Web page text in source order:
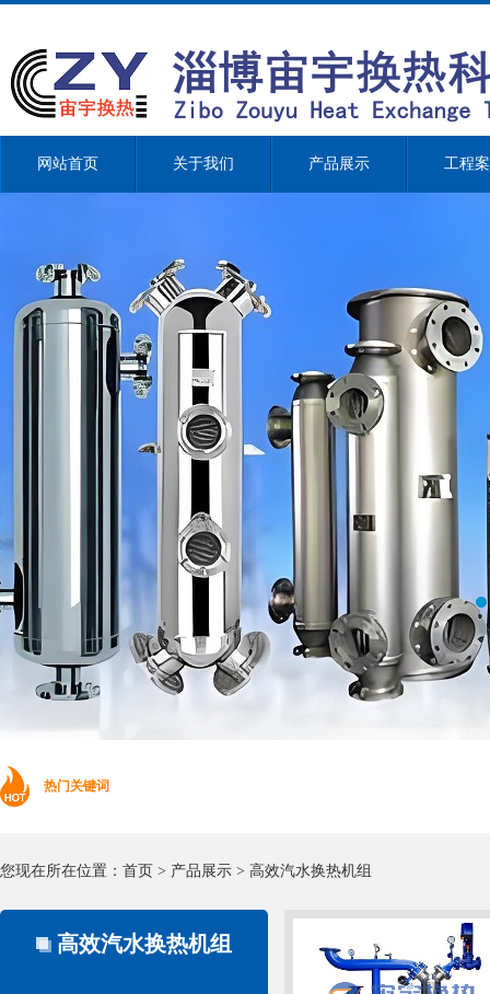
网站首页 关于我们 产品展示 工程
热门关键词
您现在所在位置： 首页 > 产品展示 > 高效汽水换热机组
高效汽水换热机组